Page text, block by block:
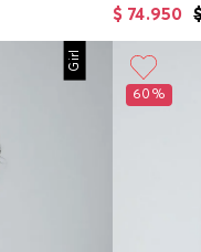
$ 74.950
Girl
60%